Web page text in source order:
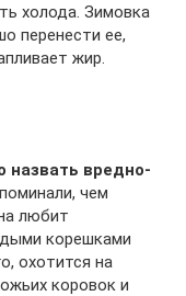
холода. Зимовка
перенести ее,
жир.
назвать вредно-
чем
любит
корешками
охотится на
коровок и